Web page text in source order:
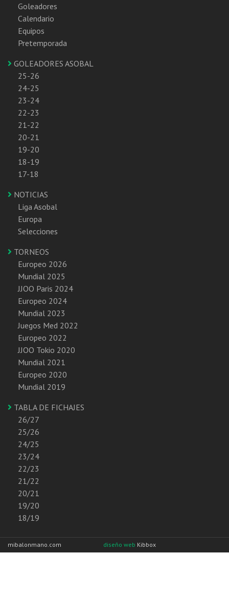
Goleadores
Calendario
Equipos
Pretemporada
GOLEADORES ASOBAL
25-26
24-25
23-24
22-23
21-22
20-21
19-20
18-19
17-18
NOTICIAS
Liga Asobal
Europa
Selecciones
TORNEOS
Europeo 2026
Mundial 2025
JJOO Paris 2024
Europeo 2024
Mundial 2023
Juegos Med 2022
Europeo 2022
JJOO Tokio 2020
Mundial 2021
Europeo 2020
Mundial 2019
TABLA DE FICHAJES
26/27
25/26
24/25
23/24
22/23
21/22
20/21
19/20
18/19
mibalonmano.com diseño web Kibbox